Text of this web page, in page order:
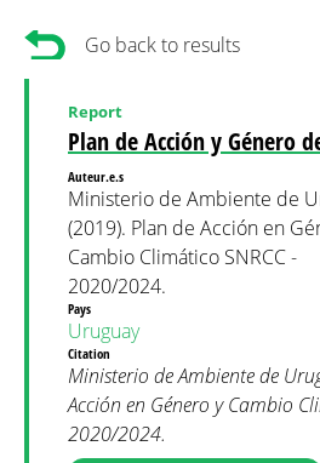
Go back to results
Plan de Acción y Género
Report
Auteur.e.s
Ministerio de Ambiente de
(2019). Plan de Acción en
Cambio Climático SNRCC -
2020/2024.
Pays
Uruguay
Citation
Ministerio de Ambiente de
Acción en Género y Cambio
2020/2024.